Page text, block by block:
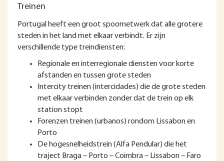
Treinen
Portugal heeft een groot spoornetwerk dat alle grotere
steden in het land met elkaar verbindt. Er zijn
verschillende type treindiensten:
Regionale en interregionale diensten voor korte
afstanden en tussen grote steden
Intercity treinen (intercidades) die de grote steden
met elkaar verbinden zonder dat de trein op elk
station stopt
Forenzen treinen (urbanos) rondom Lissabon en
Porto
De hogesnelheidstrein (Alfa Pendular) die het
traject Braga – Porto – Coimbra – Lissabon – Faro